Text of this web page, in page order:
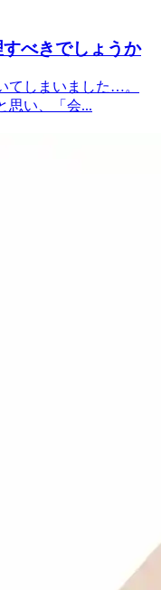
べきでしょうか
てしまいました…。
思い、「会...